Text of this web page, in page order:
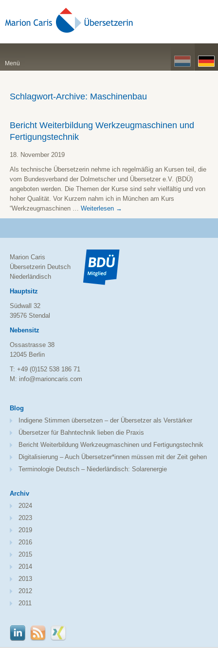
Menü
Schlagwort-Archive: Maschinenbau
Bericht Weiterbildung Werkzeugmaschinen und
Fertigungstechnik
18. November 2019
Als technische Übersetzerin nehme ich regelmäßig an Kursen teil, die
vom Bundesverband der Dolmetscher und Übersetzer e.V. (BDÜ)
angeboten werden. Die Themen der Kurse sind sehr vielfältig und von
hoher Qualität. Vor Kurzem nahm ich in München am Kurs
“Werkzeugmaschinen … Weiterlesen →
Marion Caris
Übersetzerin Deutsch
Niederländisch
Hauptsitz
Südwall 32
39576 Stendal
Nebensitz
Ossastrasse 38
12045 Berlin
T: +49 (0)152 538 186 71
M: info@marioncaris.com
Blog
Indigene Stimmen übersetzen – der Übersetzer als Verstärker
Übersetzer für Bahntechnik lieben die Praxis
Bericht Weiterbildung Werkzeugmaschinen und Fertigungstechnik
Digitalisierung – Auch Übersetzer*innen müssen mit der Zeit gehen
Terminologie Deutsch – Niederländisch: Solarenergie
Archiv
2024
2023
2019
2016
2015
2014
2013
2012
2011